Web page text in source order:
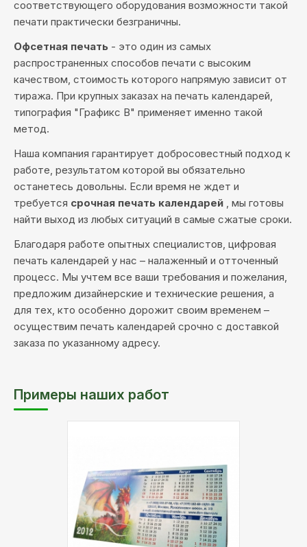
соответствующего оборудования возможности такой
печати практически безграничны.
Офсетная печать - это один из самых
распространенных способов печати с высоким
качеством, стоимость которого напрямую зависит от
тиража. При крупных заказах на печать календарей,
типография "Графикс В" применяет именно такой
метод.
Наша компания гарантирует добросовестный подход к
работе, результатом которой вы обязательно
останетесь довольны. Если время не ждет и
требуется срочная печать календарей , мы готовы
найти выход из любых ситуаций в самые сжатые сроки.
Благодаря работе опытных специалистов, цифровая
печать календарей у нас – налаженный и отточенный
процесс. Мы учтем все ваши требования и пожелания,
предложим дизайнерские и технические решения, а
для тех, кто особенно дорожит своим временем –
осуществим печать календарей срочно с доставкой
заказа по указанному адресу.
Примеры наших работ
печати:
Цифровая печать
Цветность:4+0 - цветная печать
с одной стороны
Обработка:биговка, склейка